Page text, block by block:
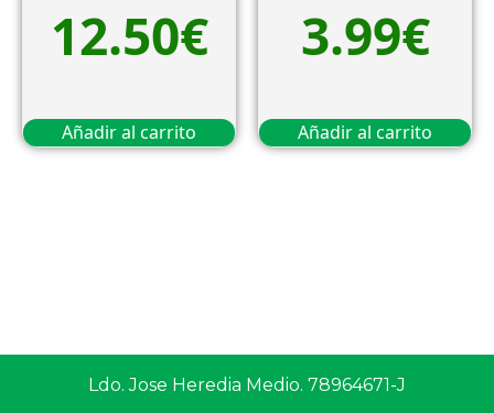
12.50€
Añadir al carrito
3.99€
Añadir al carrito
Ldo. Jose Heredia Medio. 78964671-J